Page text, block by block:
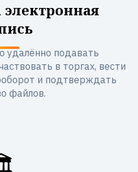
подавать
в торгах, вести
и подтверждать
файлов.